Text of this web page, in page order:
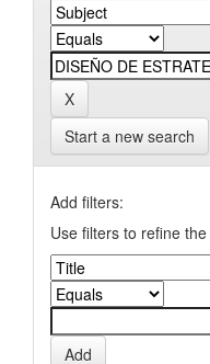
Start a new search
Add filters:
Use filters to refine